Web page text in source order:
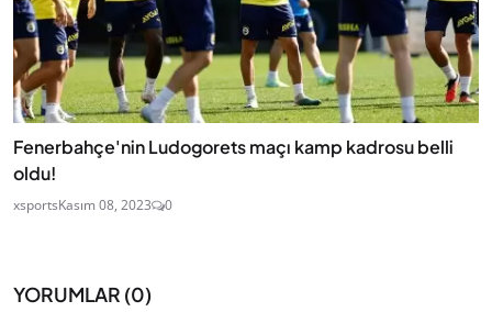
Fenerbahçe'nin Ludogorets maçı kamp kadrosu belli
oldu!
xsportsKasım 08, 2023 0
YORUMLAR (0)